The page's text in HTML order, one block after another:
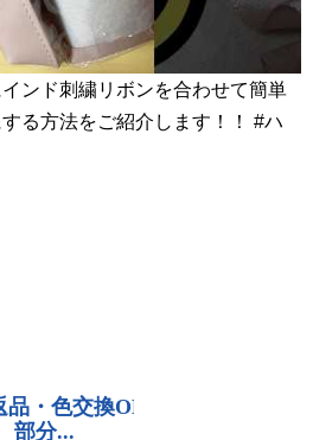
ンド刺繍リボンを合わせて簡単
る方法をご紹介します！！ #ハ